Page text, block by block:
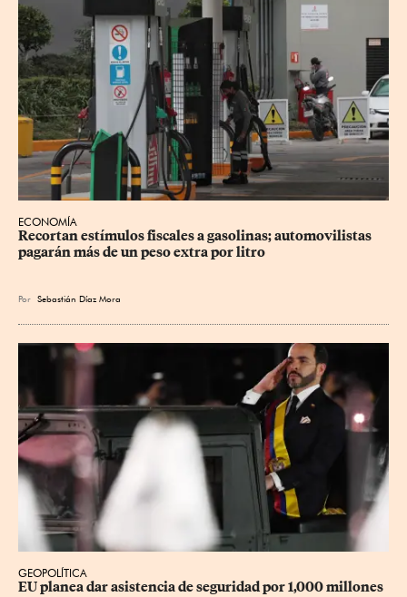
ECONOMÍA
Recortan estímulos fiscales a gasolinas; automovilistas
pagarán más de un peso extra por litro
Por Sebastián Díaz Mora
GEOPOLÍTICA
EU planea dar asistencia de seguridad por 1,000 millones